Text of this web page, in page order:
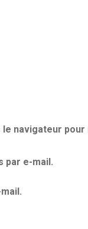
navigateur
par e-mail.